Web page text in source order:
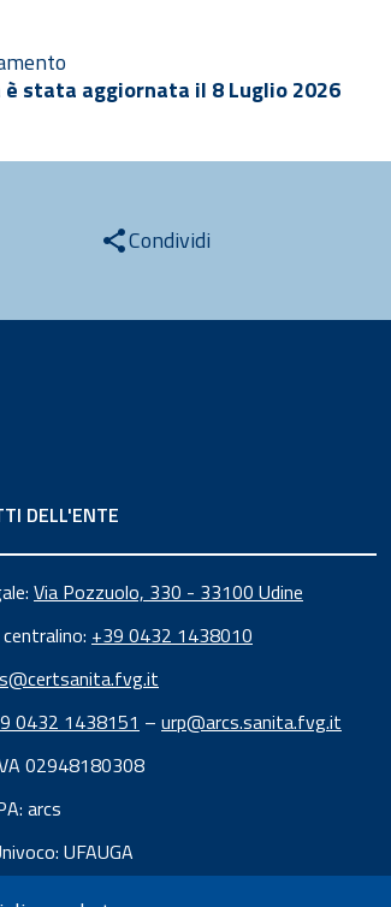
è stata aggiornata il 8 Luglio 2026
Condividi
DELL'ENTE
Via Pozzuolo, 330 - 33100 Udine
+39 0432 1438010
0432 1438151 – urp@arcs.sanita.fvg.it
02948180308
arcs
UFAUGA